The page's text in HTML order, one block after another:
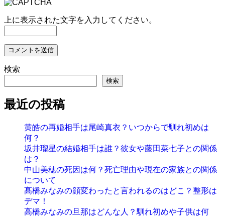
上に表示された文字を入力してください。
検索
検索
最近の投稿
黄皓の再婚相手は尾崎真衣？いつからで馴れ初めは
何？
坂井瑠星の結婚相手は誰？彼女や藤田菜七子との関係
は？
中山美穂の死因は何？死亡理由や現在の家族との関係
について
髙橋みなみの顔変わったと言われるのはどこ？整形は
デマ！
高橋みなみの旦那はどんな人？馴れ初めや子供は何